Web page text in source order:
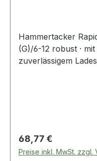
Hammertacker
(G)/6-12 robust ·
zuverlässigem
Magazinkapazität: 2
Regulärer Preis:
68,77 €
Preise inkl. MwSt. zzgl.